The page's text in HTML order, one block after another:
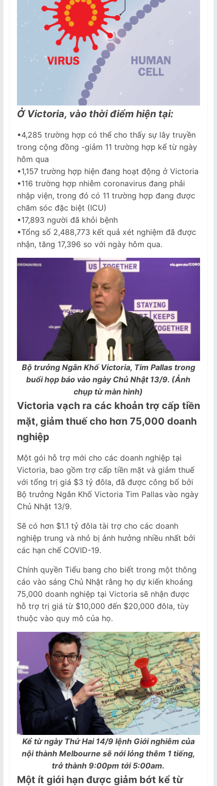
Ở Victoria, vào thời điểm hiện tại:
•4,285 trường hợp có thể cho thấy sự lây truyền
trong cộng đồng -giảm 11 trường hợp kể từ ngày
hôm qua
•1,157 trường hợp hiện đang hoạt động ở Victoria
•116 trường hợp nhiễm coronavirus đang phải
nhập viện, trong đó có 11 trường hợp đang được
chăm sóc đặc biệt (ICU)
•17,893 người đã khỏi bệnh
•Tổng số 2,488,773 kết quả xét nghiệm đã được
nhận, tăng 17,396 so với ngày hôm qua.
Bộ trưởng Ngân Khố Victoria, Tim Pallas trong
buổi họp báo vào ngày Chủ Nhật 13/9. (Ảnh
chụp từ màn hình)
Victoria vạch ra các khoản trợ cấp tiền
mặt, giảm thuế cho hơn 75,000 doanh
nghiệp
Một gói hỗ trợ mới cho các doanh nghiệp tại
Victoria, bao gồm trợ cấp tiền mặt và giảm thuế
với tổng trị giá $3 tỷ đôla, đã được công bố bởi
Bộ trưởng Ngân Khố Victoria Tim Pallas vào ngày
Chủ Nhật 13/9.
Sẽ có hơn $1.1 tỷ đôla tài trợ cho các doanh
nghiệp trung và nhỏ bị ảnh hưởng nhiều nhất bởi
các hạn chế COVID-19.
Chính quyền Tiểu bang cho biết trong một thông
cáo vào sáng Chủ Nhật rằng họ dự kiến ​​khoảng
75,000 doanh nghiệp tại Victoria sẽ nhận được
hỗ trợ trị giá từ $10,000 đến $20,000 đôla, tùy
thuộc vào quy mô của họ.
Kể từ ngày Thứ Hai 14/9 lệnh Giới nghiêm của
nội thành Melbourne sẽ nới lỏng thêm 1 tiếng,
trở thành 9:00pm tới 5:00am.
Một ít giới hạn được giảm bớt kể từ